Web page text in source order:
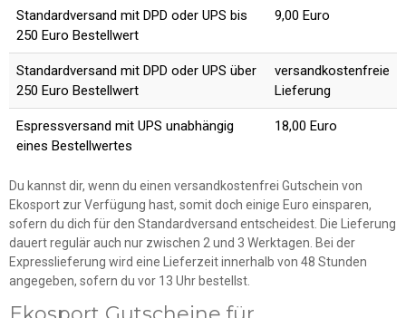
Standardversand mit DPD oder UPS bis
250 Euro Bestellwert
9,00 Euro
Standardversand mit DPD oder UPS über
250 Euro Bestellwert
versandkostenfreie
Lieferung
Espressversand mit UPS unabhängig
eines Bestellwertes
18,00 Euro
Du kannst dir, wenn du einen versandkostenfrei Gutschein von
Ekosport zur Verfügung hast, somit doch einige Euro einsparen,
sofern du dich für den Standardversand entscheidest. Die Lieferung
dauert regulär auch nur zwischen 2 und 3 Werktagen. Bei der
Expresslieferung wird eine Lieferzeit innerhalb von 48 Stunden
angegeben, sofern du vor 13 Uhr bestellst.